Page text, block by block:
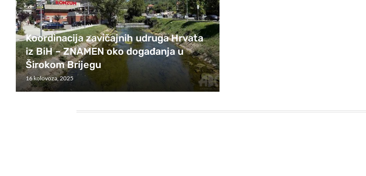
Koordinacija zavičajnih udruga Hrvata
iz BiH – ZNAMEN oko događanja u
Širokom Brijegu
16 kolovoza, 2025